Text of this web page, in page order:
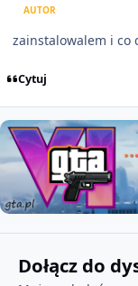
AUTOR
zainstalowalem i co
Cytuj
Dołącz do